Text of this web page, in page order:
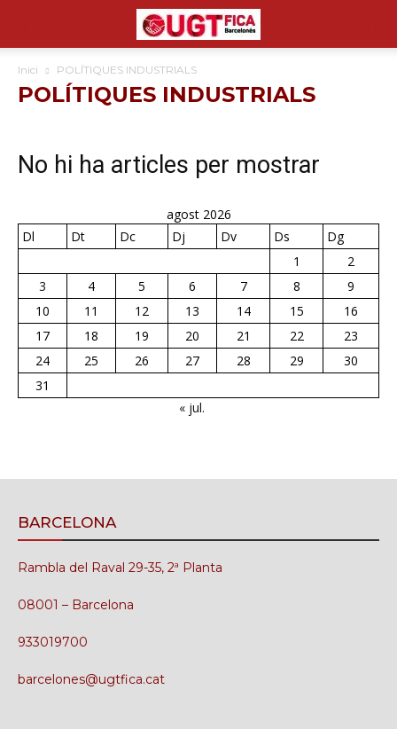
Inici POLÍTIQUES INDUSTRIALS
POLÍTIQUES INDUSTRIALS
No hi ha articles per mostrar
agost 2026
Dl
Dt Dc Dj Dv Ds
Dg
1
2
3
4 5 6 7 8
9
10
11 12 13 14 15
16
17
18 19 20 21 22
23
24
25 26 27 28 29
30
31
« jul.
BARCELONA
Rambla del Raval 29-35, 2ª Planta
08001 – Barcelona
933019700
barcelones@ugtfica.cat